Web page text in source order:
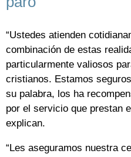
“Ustedes atienden
combinación de estas
particularmente valiosos
cristianos. Estamos
su palabra, los ha
por el servicio que prestan
explican.
“Les aseguramos nuestra